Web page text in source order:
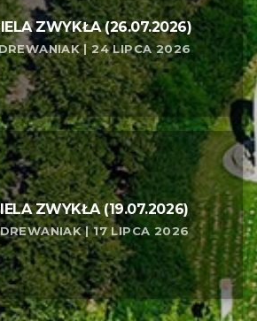
ZWYKŁA (26.07.2026)
| 24 LIPCA 2026
ZWYKŁA (19.07.2026)
| 17 LIPCA 2026